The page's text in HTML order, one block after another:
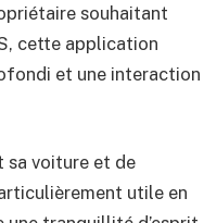
souhaitant
cette application
et une interaction
sa voiture et de
utile en